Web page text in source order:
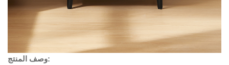
وصف المنتج: